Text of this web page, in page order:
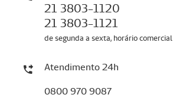
21 3803-1120
21 3803-1121
de segunda a sexta, horário comercial
Atendimento 24h
0800 970 9087